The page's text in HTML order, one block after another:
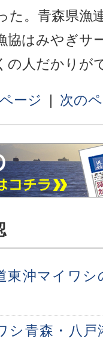
た。青森県漁
協はみやぎサ
の人だかりが
ージ | 次の
東沖マイワ
シ青森・八